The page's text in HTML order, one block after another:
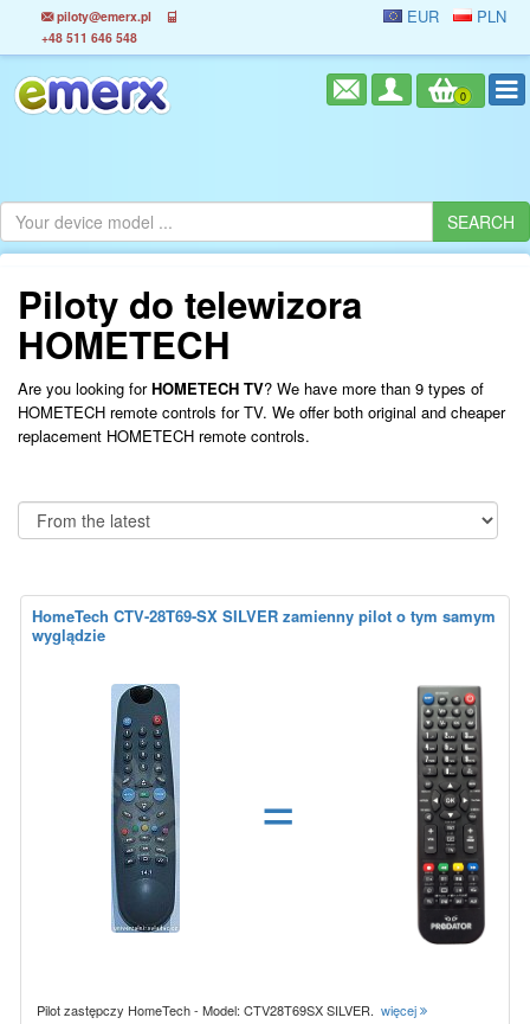
piloty@emerx.pl
+48 511 646 548
EUR PLN
0
Piloty do telewizora
HOMETECH
Are you looking forHOMETECH TV? We have more than 9 types of
HOMETECH remote controls for TV. We offer both original and cheaper
replacement HOMETECH remote controls.
HomeTech CTV-28T69-SX SILVER zamienny pilot o tym samym
wyglądzie
=
Pilot zastępczy HomeTech - Model: CTV28T69SX SILVER. więcej